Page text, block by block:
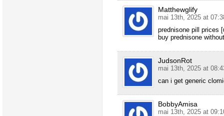
Matthewglify
mai 13th, 2025 at
prednisone pill prices
buy prednisone
JudsonRot
mai 13th, 2025 at
can i get generic
BobbyAmisa
mai 13th, 2025 at